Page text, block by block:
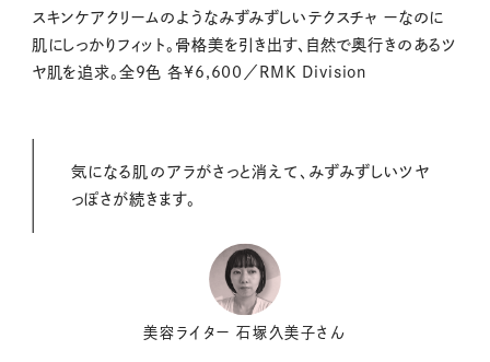
スキンケアクリームのようなみずみずしいテクスチャ ーなのに
肌にしっかりフィット。骨格美を引き出す、自然で奥行きのあるツ
ヤ肌を追求。全9色 各¥6,600／RMK Division
気になる肌のアラがさっと消えて、みずみずしいツヤ
っぽさが続きます。
美容ライター 石塚久美子さん